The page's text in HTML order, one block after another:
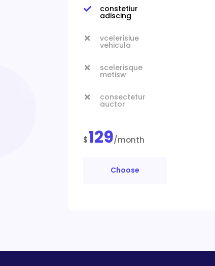
 constetiur
adiscing
 vcelerisiue
vehicula
 scelerisque
metisw
 consectetur
auctor
$129/month
Choose